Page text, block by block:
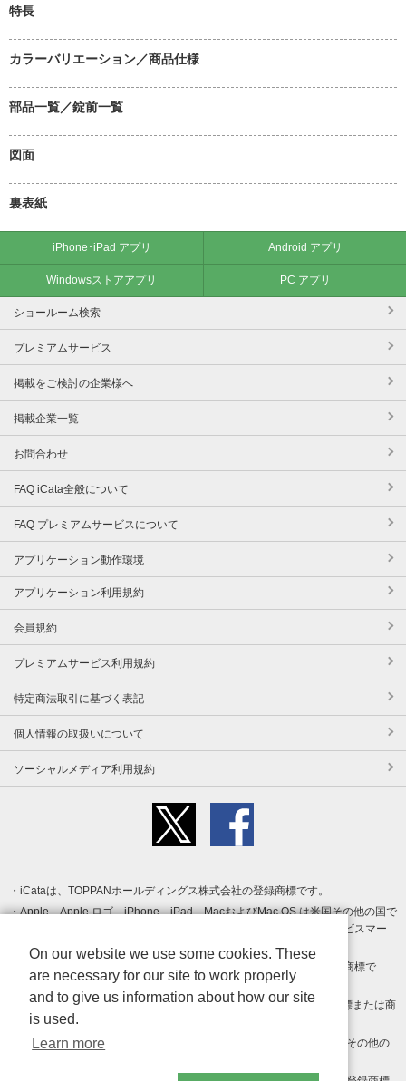
特長
カラーバリエーション／商品仕様
部品一覧／錠前一覧
図面
裏表紙
iPhone･iPad アプリ Android アプリ
Windowsストアアプリ PC アプリ
ショールーム検索
プレミアムサービス
掲載をご検討の企業様へ
掲載企業一覧
お問合わせ
FAQ iCata全般について
FAQ プレミアムサービスについて
アプリケーション動作環境
アプリケーション利用規約
会員規約
プレミアムサービス利用規約
特定商法取引に基づく表記
個人情報の取扱いについて
ソーシャルメディア利用規約
iCataは、TOPPANホールディングス株式会社の登録商標です。
Apple、Apple ロゴ、iPhone、iPad、MacおよびMac OS は米国その他の国で
登録された Apple Inc. の商標です。App Store は Apple Inc. のサービスマー
クです。
Android、Google Play および Google Play ロゴ は Google LLC の商標で
す。
Windows は Microsoft Inc.の米国およびその他の国における登録商標または商
標です。
Adobe、Adobe Reader、Adobe PDF は、Adobe Inc.の米国およびその他の
On our website we use some cookies. These
are necessary for our site to work properly
and to give us information about how our site
is used.
Learn more